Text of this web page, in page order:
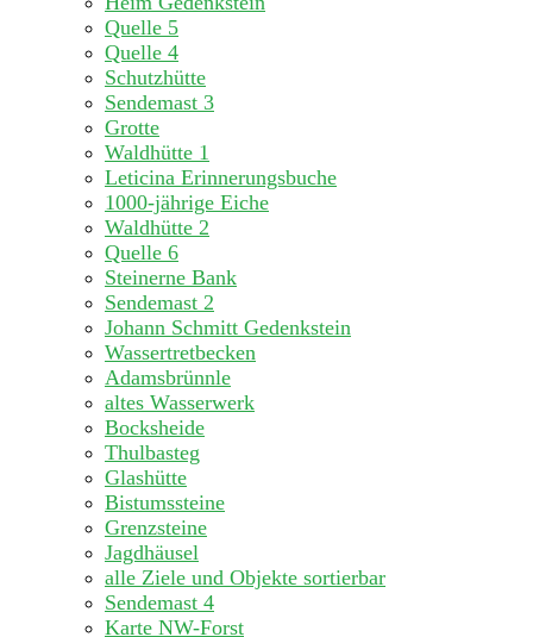
Quelle 5
Quelle 4
Schutzhütte
Sendemast 3
Grotte
Waldhütte 1
Leticina Erinnerungsbuche
1000-jährige Eiche
Waldhütte 2
Quelle 6
Steinerne Bank
Sendemast 2
Johann Schmitt Gedenkstein
Wassertretbecken
Adamsbrünnle
altes Wasserwerk
Bocksheide
Thulbasteg
Glashütte
Bistumssteine
Grenzsteine
Jagdhäusel
alle Ziele und Objekte sortierbar
Sendemast 4
Karte NW-Forst